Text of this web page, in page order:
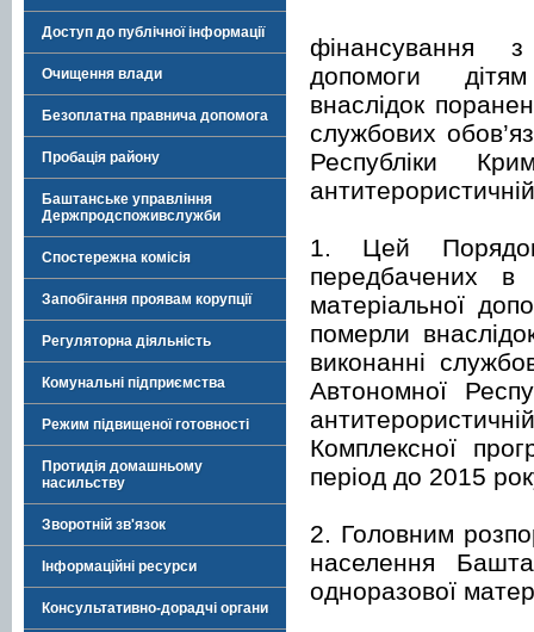
Доступ до публічної інформації
Очищення влади
Безоплатна правнича допомога
Пробація району
Баштанське управління
Держпродспоживслужби
Спостережна комісія
Запобігання проявам корупції
Регуляторна діяльність
Комунальні підприємства
Режим підвищеної готовності
Протидія домашньому
насильству
Зворотній зв'язок
Інформаційні ресурси
Консультативно-дорадчі органи
фінансування з
допомоги дітям
внаслідок
службових
Республіки
1. Цей Порядок
передбачених в
матеріальної
померли
виконанні
Автономної
Комплексної
період до 2015
2. Головним
населення
одноразової